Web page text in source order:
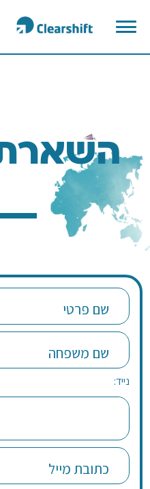
פתח
תפריט
שם פרטי
שם משפחה
נייד:
כתובת מייל